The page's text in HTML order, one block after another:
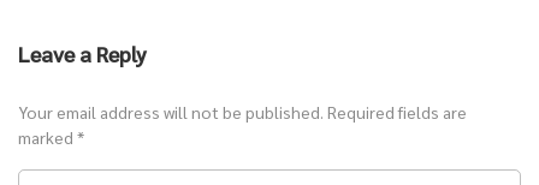
Leave a Reply
Your email address will not be published. Required fields are
marked *